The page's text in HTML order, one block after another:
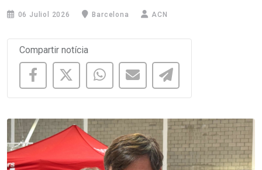
06 Juliol 2026 Barcelona ACN
Compartir notícia